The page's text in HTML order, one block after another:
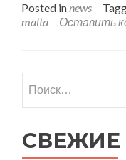
Posted innews
malta
Оставить
СВЕЖИЕ